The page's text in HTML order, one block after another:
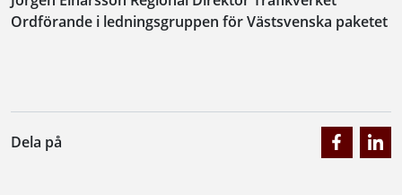
Ordförande i ledningsgruppen för Västsvenska paketet
Dela på